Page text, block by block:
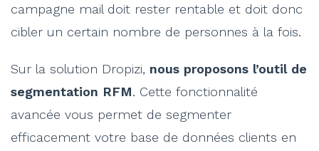
campagne mail doit rester rentable et doit donc
cibler un certain nombre de personnes à la fois.
Sur la solution Dropizi, nous proposons l’outil de
segmentation RFM. Cette fonctionnalité
avancée vous permet de segmenter
efficacement votre base de données clients en